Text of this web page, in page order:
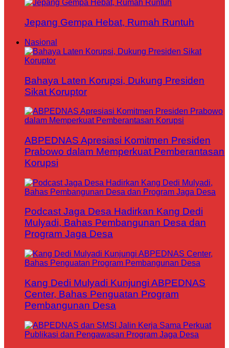
Jepang Gempa Hebat, Rumah Runtuh
Nasional
Bahaya Laten Korupsi, Dukung Presiden
Sikat Koruptor
ABPEDNAS Apresiasi Komitmen Presiden
Prabowo dalam Memperkuat Pemberantasan
Korupsi
Podcast Jaga Desa Hadirkan Kang Dedi
Mulyadi, Bahas Pembangunan Desa dan
Program Jaga Desa
Kang Dedi Mulyadi Kunjungi ABPEDNAS
Center, Bahas Penguatan Program
Pembangunan Desa